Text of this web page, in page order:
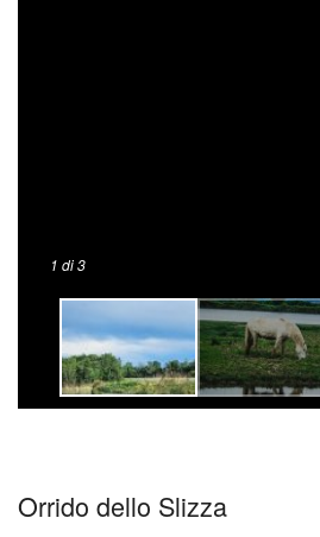
1 di 3
Orrido dello Slizza